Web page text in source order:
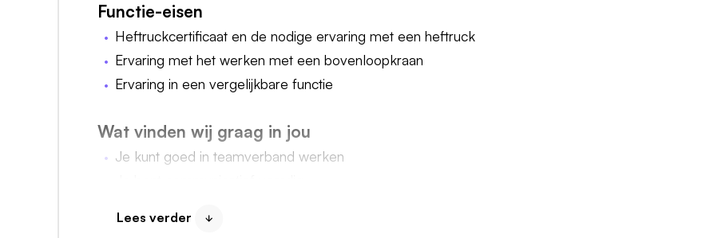
Functie-eisen
Heftruckcertificaat en de nodige ervaring met een heftruck
Ervaring met het werken met een bovenloopkraan
Ervaring in een vergelijkbare functie
Wat vinden wij graag in jou
Je kunt goed in teamverband werken
Je bent bereid om zowel binnen als buiten werkzaamheden te verrichten
Lees verder